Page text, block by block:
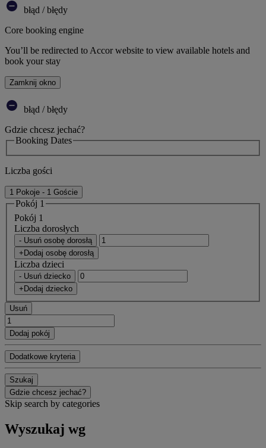
błąd / błędy
Core booking engine
You’ll be redirected to Accor website to view available hotels and
book your stay
Zamknij okno
błąd / błędy
Gdzie chcesz jechać?
Booking Dates
Liczba gości
1 Pokoje - 1 Goście
Pokój 1
Pokój 1
Liczba dorosłych
- Usuń osobę dorosłą
+Dodaj osobę dorosłą
Liczba dzieci
- Usuń dziecko
+Dodaj dziecko
Usuń
Dodaj pokój
Dodatkowe kryteria
Szukaj
Gdzie chcesz jechać?
Skip search by categories
Wyszukaj wg